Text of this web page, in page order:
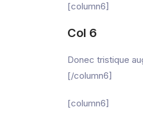
[column6]
Col 6
Donec tristique
[/column6]
[column6]